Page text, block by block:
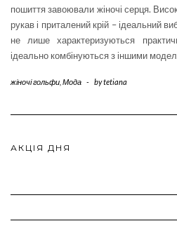
пошиття завоювали жіночі серця.
рукав і приталений крій – ідеальний
не лише характеризуються
ідеально комбінуються з іншими
жіночі гольфи Мода - bytetiana
АКЦІЯ ДНЯ